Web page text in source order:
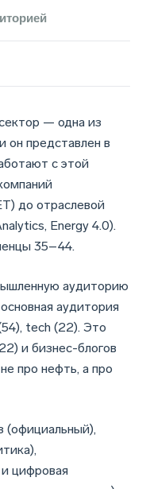
— одна из
он представлен в
с этой
до отраслевой
Energy 4.0).
35–44.
аудиторию
аудитория
tech (22). Это
и бизнес-блогов
про нефть, а про
(официальный),
цифровая